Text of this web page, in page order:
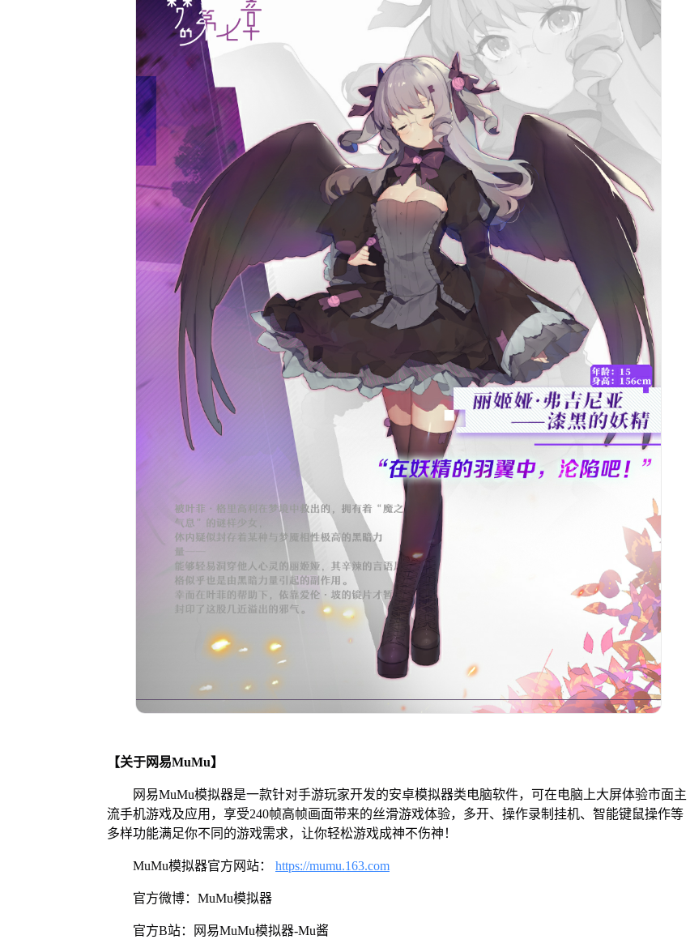
【关于网易MuMu】
网易MuMu模拟器是一款针对手游玩家开发的安卓模拟器类电脑软件，可在电脑上大屏体验市面主
流手机游戏及应用，享受240帧高帧画面带来的丝滑游戏体验，多开、操作录制挂机、智能键鼠操作等
多样功能满足你不同的游戏需求，让你轻松游戏成神不伤神！
MuMu模拟器官方网站： https://mumu.163.com
官方微博：MuMu模拟器
官方B站：网易MuMu模拟器-Mu酱